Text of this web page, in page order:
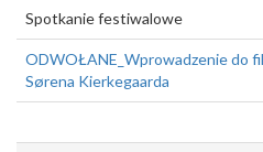
Spotkanie festiwalowe
ODWOŁANE_Wprowadzenie do
Sørena Kierkegaarda